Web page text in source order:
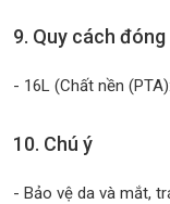
9. Quy cách
- 16L (Chất nền
10. Chú ý
- Bảo vệ da và mắt,